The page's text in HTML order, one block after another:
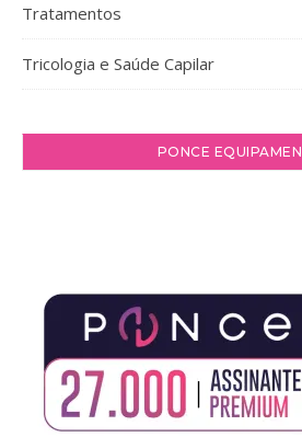
Tratamentos
Tricologia e Saúde Capilar
PONCE